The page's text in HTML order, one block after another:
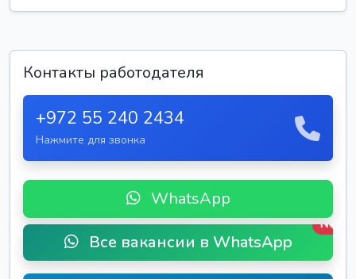
Контакты работодателя
+972 55 240 2434
Нажмите для звонка
WhatsApp
Все вакансии в WhatsApp
New